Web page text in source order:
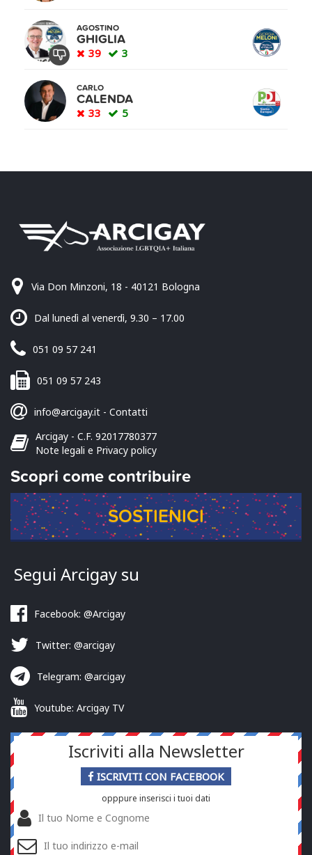
AGOSTINO
GHIGLIA
39 3
CARLO
CALENDA
33 5
Via Don Minzoni, 18 - 40121 Bologna
Dal lunedì al venerdì, 9.30 – 17.00
051 09 57 241
051 09 57 243
info@arcigay.it - Contatti
Arcigay - C.F. 92017780377
Note legali e Privacy policy
Scopri come contribuire
SOSTIENICI
Segui Arcigay su
Facebook: @Arcigay
Twitter: @arcigay
Telegram: @arcigay
Youtube: Arcigay TV
Iscriviti alla Newsletter
ISCRIVITI CON FACEBOOK
opppure inserisci i tuoi dati